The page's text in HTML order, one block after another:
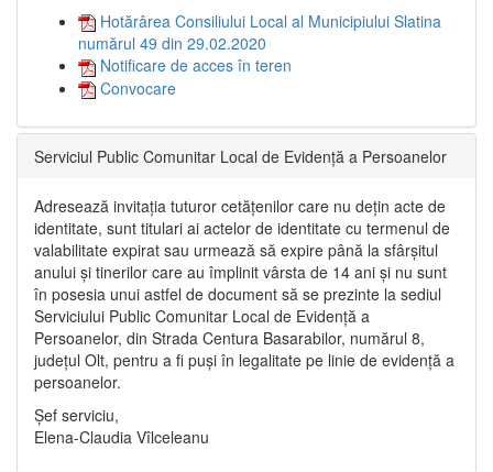
Hotărârea Consiliului Local al Municipiului Slatina
numărul 49 din 29.02.2020
Notificare de acces în teren
Convocare
Serviciul Public Comunitar Local de Evidență a Persoanelor
Adresează invitația tuturor cetățenilor care nu dețin acte de
identitate, sunt titulari ai actelor de identitate cu termenul de
valabilitate expirat sau urmează să expire până la sfârșitul
anului și tinerilor care au împlinit vârsta de 14 ani și nu sunt
în posesia unui astfel de document să se prezinte la sediul
Serviciului Public Comunitar Local de Evidență a
Persoanelor, din Strada Centura Basarabilor, numărul 8,
județul Olt, pentru a fi puși în legalitate pe linie de evidență a
persoanelor.
Șef serviciu,
Elena-Claudia Vîlceleanu